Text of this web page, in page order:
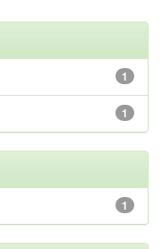
1
1
1